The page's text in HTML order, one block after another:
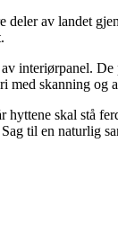
av landet
interiørpanel.
skanning
skal stå
til en naturlig